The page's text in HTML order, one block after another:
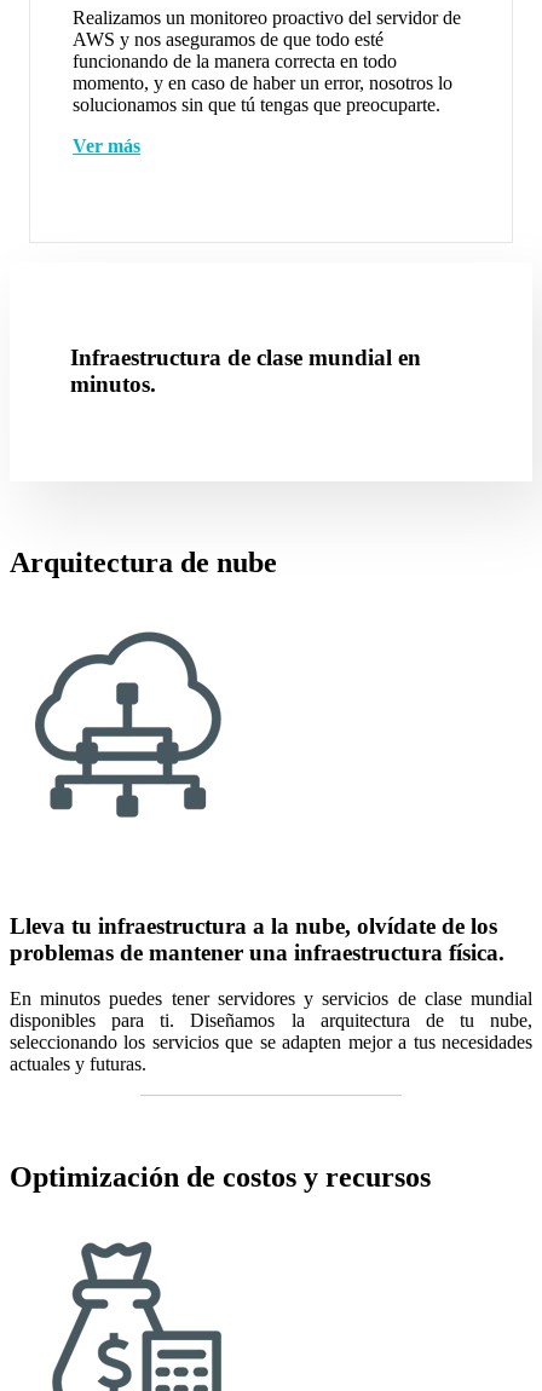
Realizamos un monitoreo proactivo del servidor de
AWS y nos aseguramos de que todo esté
funcionando de la manera correcta en todo
momento, y en caso de haber un error, nosotros lo
solucionamos sin que tú tengas que preocuparte.
Ver más
Infraestructura de clase mundial en
minutos.
Arquitectura de nube
Lleva tu infraestructura a la nube, olvídate de los
problemas de mantener una infraestructura física.
En minutos puedes tener servidores y servicios de clase mundial
disponibles para ti. Diseñamos la arquitectura de tu nube,
seleccionando los servicios que se adapten mejor a tus necesidades
actuales y futuras.
Optimización de costos y recursos